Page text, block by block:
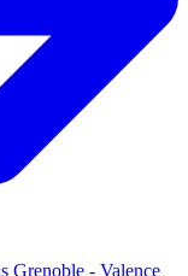
Grenoble - Valence